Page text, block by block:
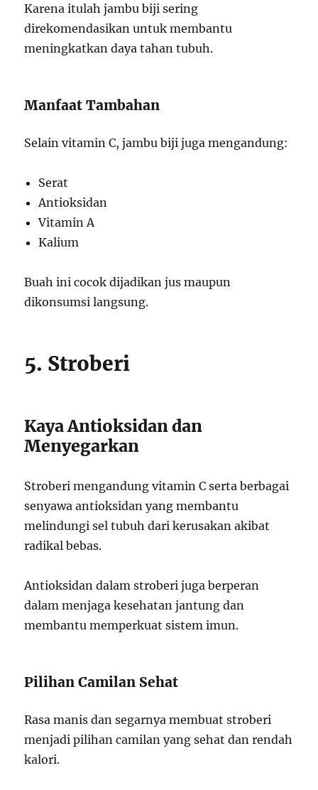
Karena itulah jambu biji sering
direkomendasikan untuk membantu
meningkatkan daya tahan tubuh.
Manfaat Tambahan
Selain vitamin C, jambu biji juga mengandung:
Serat
Antioksidan
Vitamin A
Kalium
Buah ini cocok dijadikan jus maupun
dikonsumsi langsung.
5. Stroberi
Kaya Antioksidan dan
Menyegarkan
Stroberi mengandung vitamin C serta berbagai
senyawa antioksidan yang membantu
melindungi sel tubuh dari kerusakan akibat
radikal bebas.
Antioksidan dalam stroberi juga berperan
dalam menjaga kesehatan jantung dan
membantu memperkuat sistem imun.
Pilihan Camilan Sehat
Rasa manis dan segarnya membuat stroberi
menjadi pilihan camilan yang sehat dan rendah
kalori.